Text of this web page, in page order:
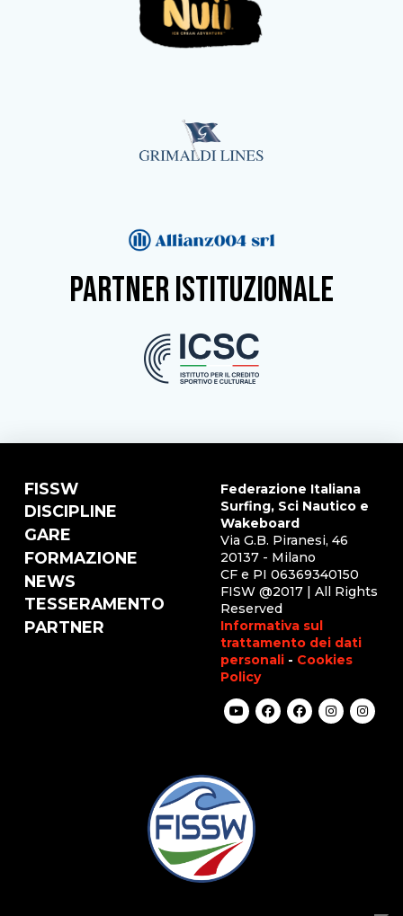
partner istituzionale
FISSW
DISCIPLINE
GARE
FORMAZIONE
NEWS
TESSERAMENTO
PARTNER
Federazione Italiana
Surfing, Sci Nautico e
Wakeboard
Via G.B. Piranesi, 46
20137 - Milano
CF e PI 06369340150
FISW @2017 | All Rights
Reserved
Informativa sul
trattamento dei dati
personali - Cookies
Policy